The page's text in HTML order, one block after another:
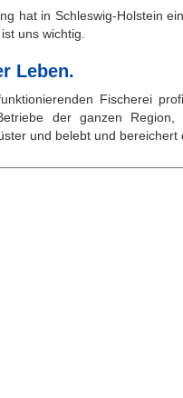
hat in Schleswig-Holstein
uns wichtig.
Leben.
Fischerei
der ganzen Region,
und belebt und bereichert